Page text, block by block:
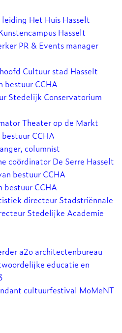
Het Huis Hasselt
Hasselt
PR & Events manager
Cultuur stad Hasselt
bestuur CCHA
Stedelijk Conservatorium
Theater op de Markt
CCHA
columnist
coördinator De Serre Hasselt
bestuur CCHA
bestuur CCHA
directeur Stadstriënnale
Stedelijke Academie
a2o architectenbureau
educatie en
cultuurfestival MoMeNT